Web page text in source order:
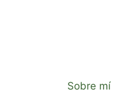
Sobre mí